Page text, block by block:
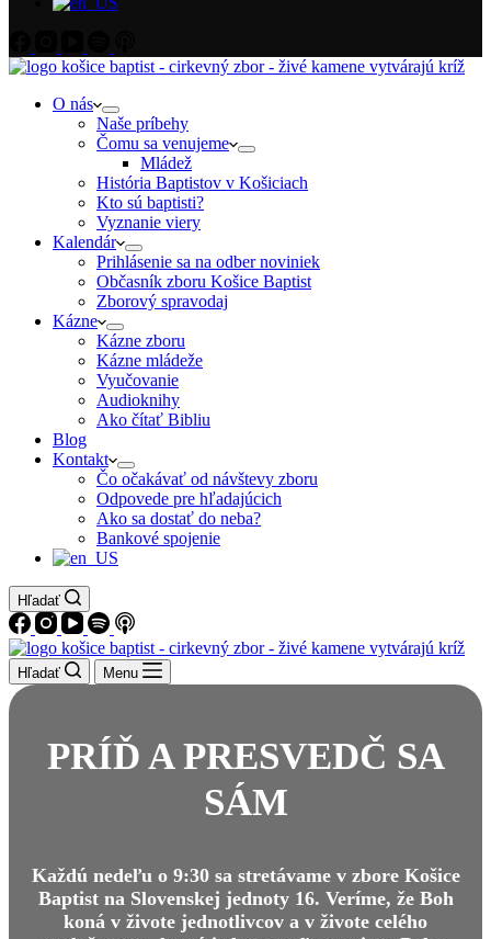
O nás
Naše príbehy
Čomu sa venujeme
Mládež
História Baptistov v Košiciach
Kto sú baptisti?
Vyznanie viery
Kalendár
Prihlásenie sa na odber noviniek
Občasník zboru Košice Baptist
Zborový spravodaj
Kázne
Kázne zboru
Kázne mládeže
Vyučovanie
Audioknihy
Ako čítať Bibliu
Blog
Kontakt
Čo očakávať od návštevy zboru
Odpovede pre hľadajúcich
Ako sa dostať do neba?
Bankové spojenie
Hľadať
Hľadať Menu
PRÍĎ A PRESVEDČ SA
SÁM
Každú nedeľu o 9:30 sa stretávame v zbore Košice
Baptist na Slovenskej jednoty 16. Veríme, že Boh
koná v živote jednotlivcov a v živote celého